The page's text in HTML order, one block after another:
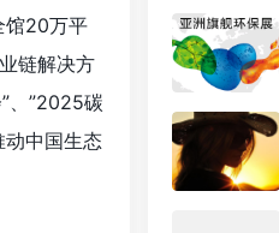
馆20万平
链解决方
、”2025碳
动中国生态